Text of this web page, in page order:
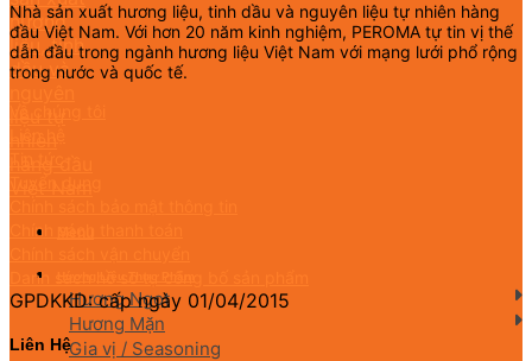
Hương Ngọt
Hương Mặn
Gia vị / Seasoning
Nhà sản xuất hương liệu, tinh dầu và nguyên liệu tự nhiên hàng
đầu Việt Nam. Với hơn 20 năm kinh nghiệm, PEROMA tự tin vị thế
dẫn đầu trong ngành hương liệu Việt Nam với mạng lưới phổ rộng
trong nước và quốc tế.
Chính sách thanh toán
Danh sách hồ sơ tự công bố sản phẩm
GPDKKD: cấp ngày 01/04/2015
Liên Hệ